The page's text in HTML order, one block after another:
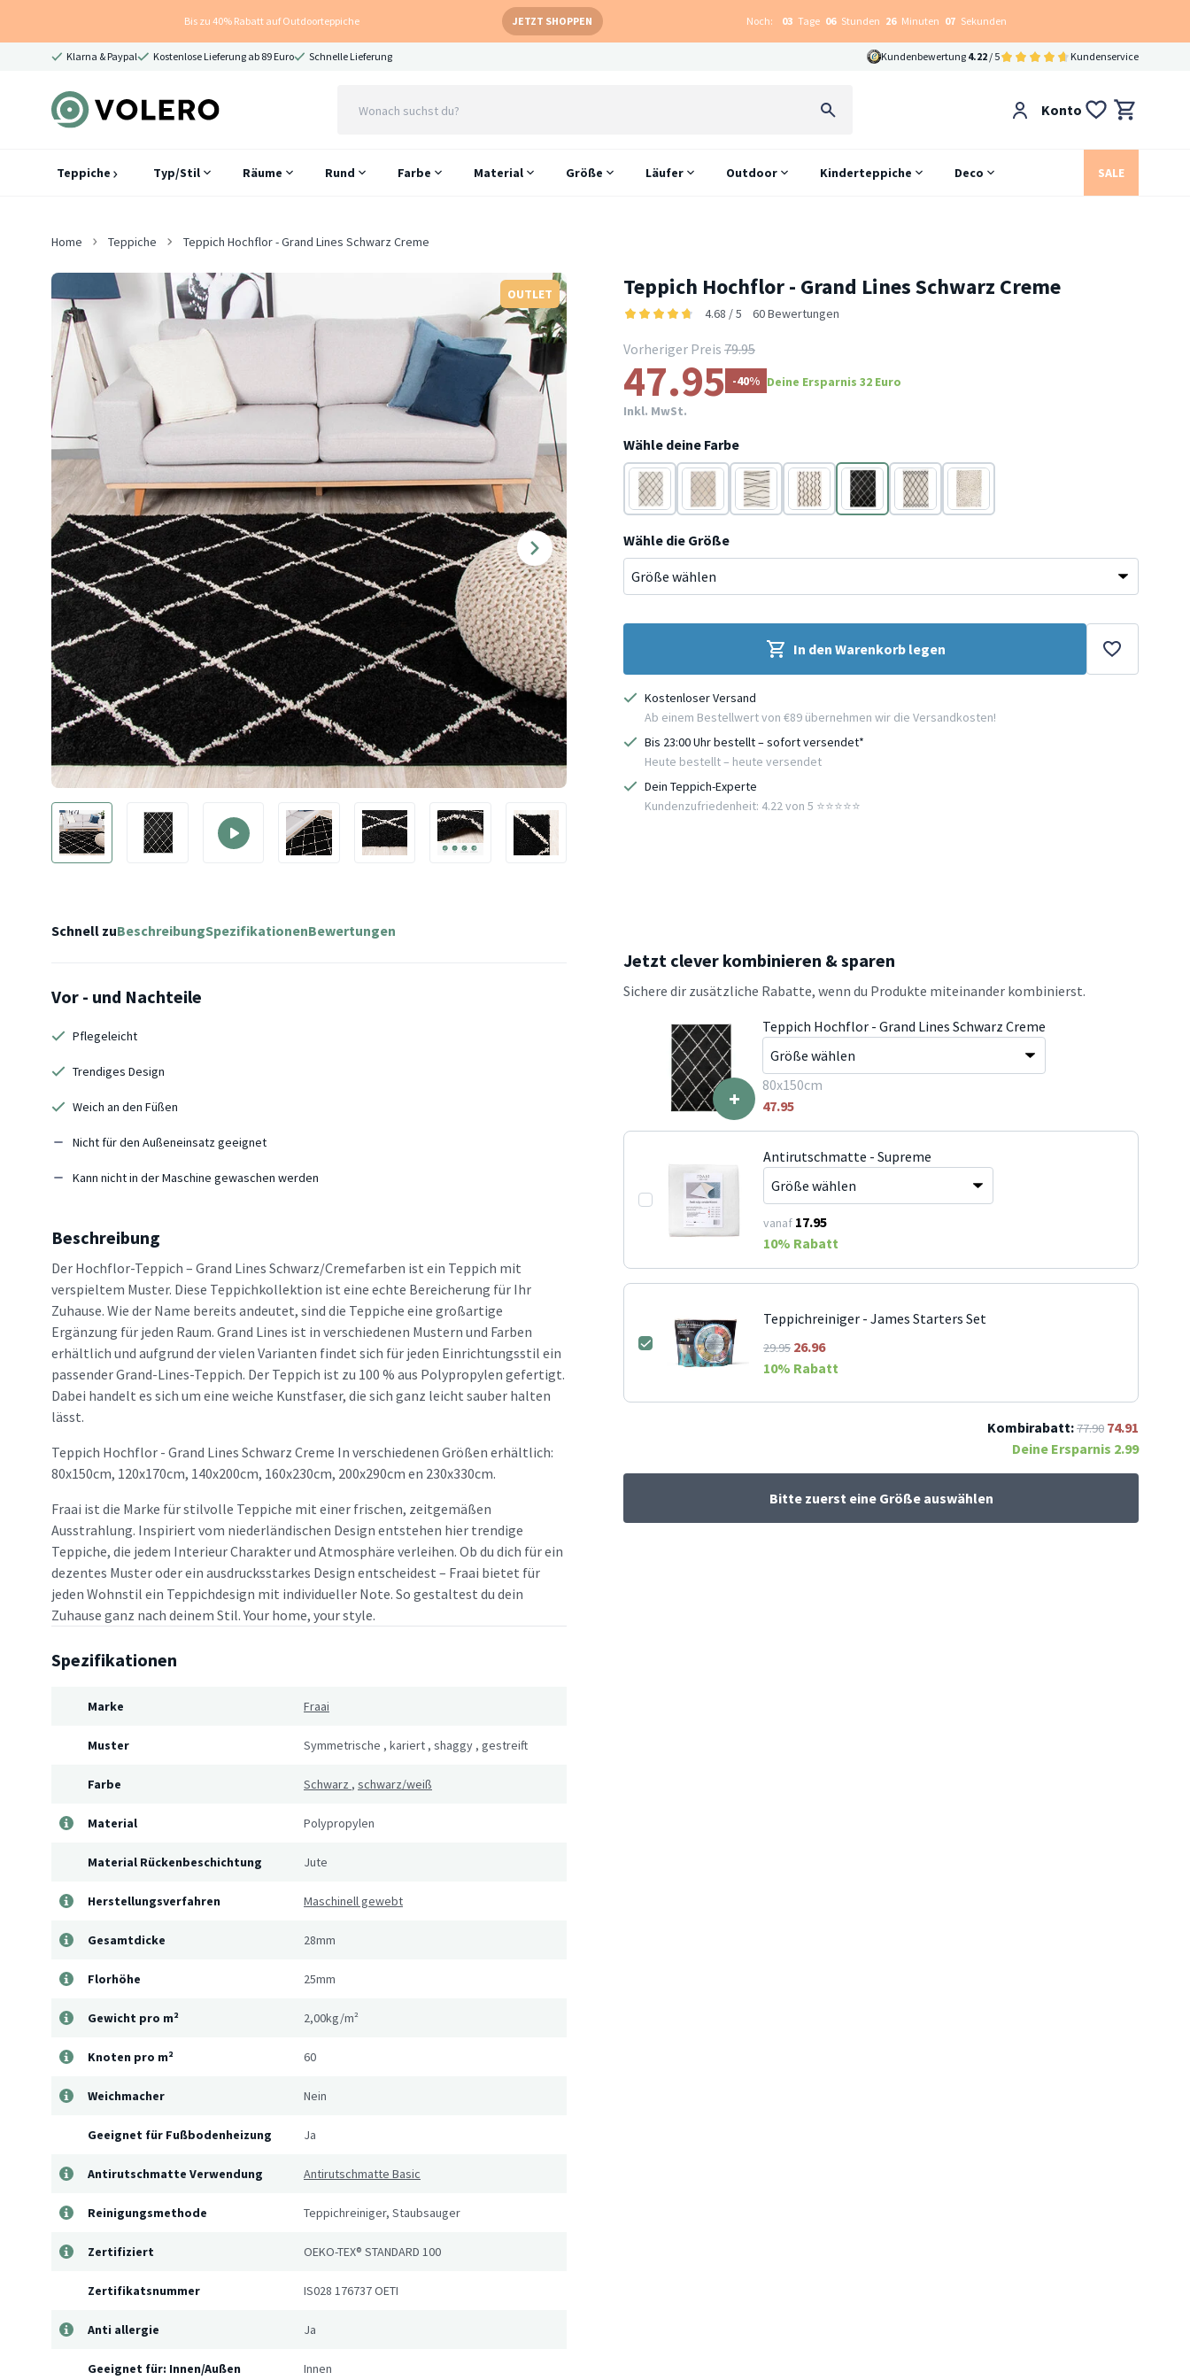
Bis zu 40% Rabatt auf Outdoorteppiche JETZT SHOPPEN Noch: 03 Tage 06 Stunden 26 Minuten 06 Sekunden
Klarna & Paypal Kostenlose Lieferung ab 89 Euro Schnelle Lieferung Kundenbewertung 4.22 / 5 Kundenservice
Konto
Teppiche Typ/Stil Räume Rund Farbe Material Größe Läufer Outdoor Kinderteppiche Deco SALE
Home Teppiche Teppich Hochflor - Grand Lines Schwarz Creme
OUTLET Teppich Hochflor - Grand Lines Schwarz Creme
4.68 / 5 60 Bewertungen
Vorheriger Preis 79.95
47.95 -40% Deine Ersparnis 32 Euro
Inkl. MwSt.
Wähle deine Farbe
Creme Creme Creme Creme SchwarzCreme
Creme
Wähle die Größe
In den Warenkorb legen
Kostenloser Versand
Ab einem Bestellwert von €89 übernehmen wir die Versandkosten!
Bis 23:00 Uhr bestellt – sofort versendet*
Heute bestellt – heute versendet
Dein Teppich-Experte
Kundenzufriedenheit: 4.22 von 5 ⭐️⭐️⭐️⭐️⭐️
Schnell zuBeschreibungSpezifikationenBewertungen
Vor - und Nachteile
Pflegeleicht
Trendiges Design
Weich an den Füßen
Nicht für den Außeneinsatz geeignet
Kann nicht in der Maschine gewaschen werden
Beschreibung
Der Hochflor-Teppich – Grand Lines Schwarz/Cremefarben ist ein Teppich mit
verspieltem Muster. Diese Teppichkollektion ist eine echte Bereicherung für Ihr
Zuhause. Wie der Name bereits andeutet, sind die Teppiche eine großartige
Ergänzung für jeden Raum. Grand Lines ist in verschiedenen Mustern und Farben
erhältlich und aufgrund der vielen Varianten findet sich für jeden Einrichtungsstil ein
passender Grand-Lines-Teppich. Der Teppich ist zu 100 % aus Polypropylen gefertigt.
Dabei handelt es sich um eine weiche Kunstfaser, die sich ganz leicht sauber halten
lässt.
Teppich Hochflor - Grand Lines Schwarz Creme In verschiedenen Größen erhältlich:
80x150cm, 120x170cm, 140x200cm, 160x230cm, 200x290cm en 230x330cm.
Fraai ist die Marke für stilvolle Teppiche mit einer frischen, zeitgemäßen
Ausstrahlung. Inspiriert vom niederländischen Design entstehen hier trendige
Teppiche, die jedem Interieur Charakter und Atmosphäre verleihen. Ob du dich für ein
dezentes Muster oder ein ausdrucksstarkes Design entscheidest – Fraai bietet für
jeden Wohnstil ein Teppichdesign mit individueller Note. So gestaltest du dein
Zuhause ganz nach deinem Stil. Your home, your style.
Spezifikationen
Marke Fraai
Muster Symmetrische , kariert , shaggy , gestreift
Farbe Schwarz , schwarz/weiß
Material Polypropylen
Material Rückenbeschichtung Jute
Herstellungsverfahren Maschinell gewebt
Gesamtdicke 28mm
Florhöhe 25mm
Gewicht pro m² 2,00kg/m²
Knoten pro m² 60
Weichmacher Nein
Geeignet für Fußbodenheizung Ja
Antirutschmatte Verwendung Antirutschmatte Basic
Reinigungsmethode Teppichreiniger, Staubsauger
Zertifiziert OEKO-TEX® STANDARD 100
Zertifikatsnummer IS028 176737 OETI
Anti allergie Ja
Geeignet für: Innen/Außen Innen
Jetzt clever kombinieren & sparen
Sichere dir zusätzliche Rabatte, wenn du Produkte miteinander kombinierst.
+
Teppich Hochflor - Grand Lines Schwarz Creme
80x150cm
47.95
Antirutschmatte - Supreme
vanaf 17.95
10% Rabatt
Teppichreiniger - James Starters Set
29.95 26.96
10% Rabatt
Kombirabatt:77.90 74.91
Deine Ersparnis 2.99
Bitte zuerst eine Größe auswählen